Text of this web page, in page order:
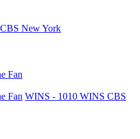
New York
Fan
Fan WINS - 1010 WINS CBS